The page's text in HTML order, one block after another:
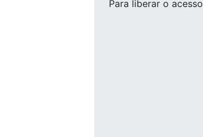
Para liberar o acesso